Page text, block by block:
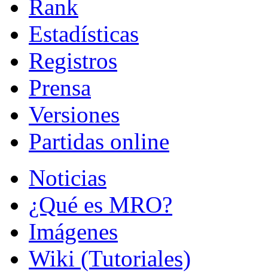
Rank
Estadísticas
Registros
Prensa
Versiones
Partidas online
Noticias
¿Qué es MRO?
Imágenes
Wiki (Tutoriales)